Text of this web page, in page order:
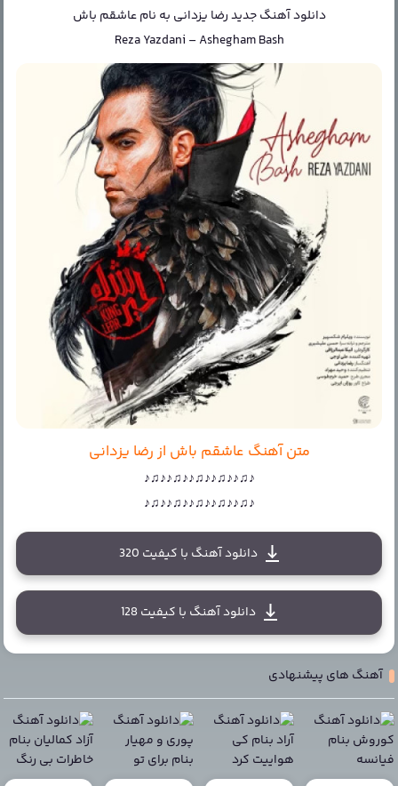
دانلود آهنگ جدیدرضا یزدانی به نامعاشقم باش
Reza Yazdani –Ashegham Bash
متن آهنگ عاشقم باش از رضا یزدانی
♪♫♪♪♫♪♪♫♪♪♫♪♪♫♪
♪♫♪♪♫♪♪♫♪♪♫♪♪♫♪
دانلود آهنگ با کیفیت 320
دانلود آهنگ با کیفیت 128
آهنگ های پیشنهادی